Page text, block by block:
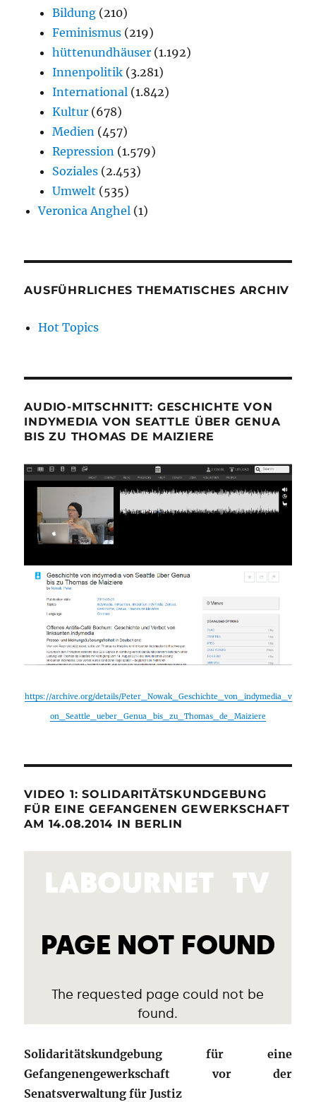
Bildung (210)
Feminismus (219)
hüttenundhäuser (1.192)
Innenpolitik (3.281)
International (1.842)
Kultur (678)
Medien (457)
Repression (1.579)
Soziales (2.453)
Umwelt (535)
Veronica Anghel (1)
AUSFÜHRLICHES THEMATISCHES ARCHIV
Hot Topics
AUDIO-MITSCHNITT: GESCHICHTE VON
INDYMEDIA VON SEATTLE ÜBER GENUA
BIS ZU THOMAS DE MAIZIERE
https://archive.org/details/Peter_Nowak_Geschichte_von_indymedia_v
on_Seattle_ueber_Genua_bis_zu_Thomas_de_Maiziere
VIDEO 1: SOLIDARITÄTSKUNDGEBUNG
FÜR EINE GEFANGENEN GEWERKSCHAFT
AM 14.08.2014 IN BERLIN
Solidaritätskundgebung für eine
Gefangenengewerkschaft vor der
Senatsverwaltung für Justiz